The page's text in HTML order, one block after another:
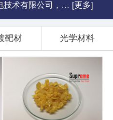
技术有限公司，… [更多]
靶材 光学材料